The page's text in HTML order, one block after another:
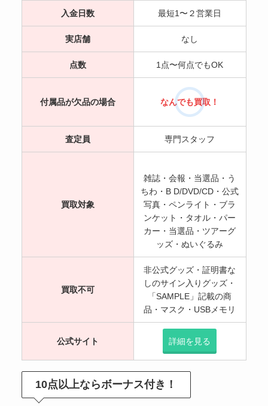
入金日数 最短1〜２営業日
実店舗 なし
点数 1点〜何点でもOK
付属品が欠品の場合 なんでも買取！
査定員 専門スタッフ
買取対象
雑誌・会報・当選品・う
ちわ・B D/DVD/CD・公式
写真・ペンライト・ブラ
ンケット・タオル・パー
カー・当選品・ツアーグ
ッズ・ぬいぐるみ
買取不可
非公式グッズ・証明書な
しのサイン入りグッズ・
「SAMPLE」記載の商
品・マスク・USBメモリ
公式サイト 詳細を見る
10点以上ならボーナス付き！